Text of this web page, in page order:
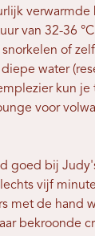
verwarmde
van 32-36
of
water
kun
voor
goed bij
vijf
met de hand
bekroonde